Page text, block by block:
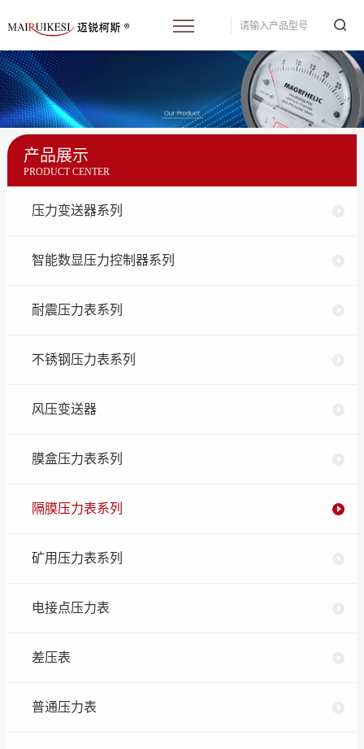
产品展示
PRODUCT CENTER
压力变送器系列
智能数显压力控制器系列
耐震压力表系列
不锈钢压力表系列
风压变送器
膜盒压力表系列
隔膜压力表系列
矿用压力表系列
电接点压力表
差压表
普通压力表